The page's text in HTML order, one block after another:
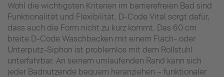
Wohl die wichtigsten Kriterien im barrierefreien Bad sind
Funktionalität und Flexibilität. D-Code Vital sorgt dafür,
dass auch die Form nicht zu kurz kommt. Das 60 cm
breite D-Code Waschbecken mit einem Flach- oder
Unterputz-Siphon ist problemlos mit dem Rollstuhl
unterfahrbar. An seinem umlaufenden Rand kann sich
jeder Badnutzende bequem heranziehen – funktionaler